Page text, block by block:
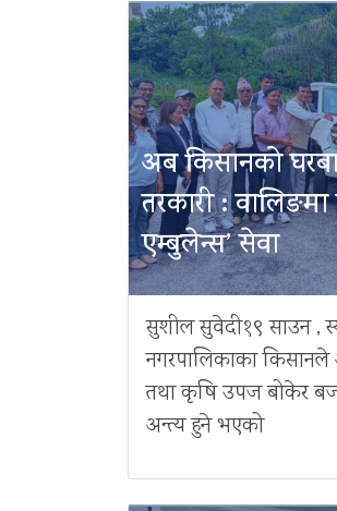
अब किसानको
तरकारी :
एम्बुलेन्स’ सेवा
सुशील सुवेदी१९ साउन ,
नगरपालिकाका
तथा कृषि उपज बोकेर
अन्त्य हुने भएको